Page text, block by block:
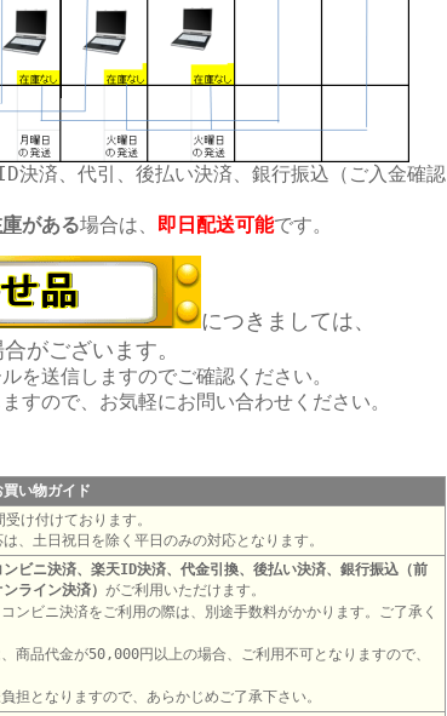
決済、代引、後払い決済、銀行振込（ご入金確認
がある場合は、 即日配送可能です。
につきましては、
合がございます。
を送信しますのでご確認ください。
すので、お気軽にお問い合わせください。
買い物ガイド
け付けております。
、土日祝日を除く平日のみの対応となります。
ビニ決済、楽天ID決済、代金引換、後払い決済、銀行振込（前
ライン決済） がご利用いただけます。
ンビニ決済をご利用の際は、別途手数料がかかります。ご了承く
商品代金が50,000円以上の場合、ご利用不可となりますので、
担となりますので、あらかじめご了承下さい。